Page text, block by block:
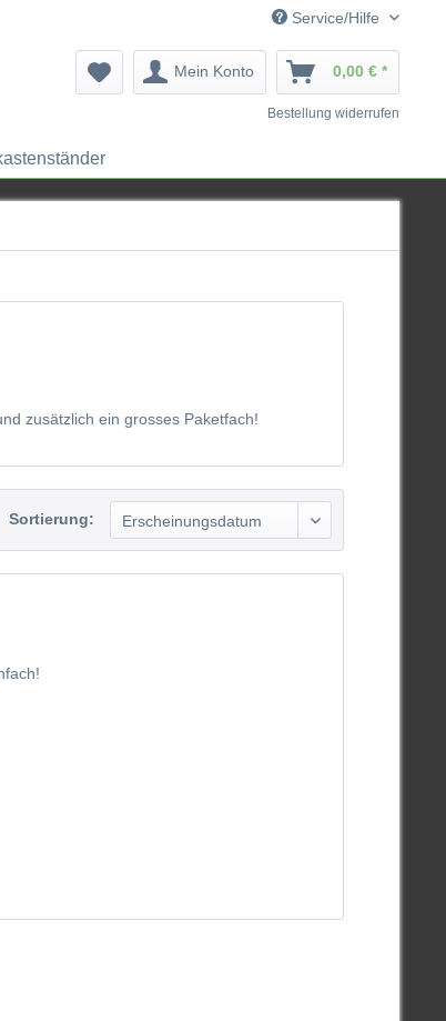
Service/Hilfe
Mein Konto 0,00 € *
Bestellung widerrufen
zusätzlich ein grosses Paketfach!
Sortierung: